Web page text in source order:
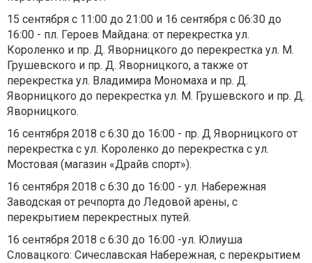
15 сентября с 11:00 до 21:00 и 16 сентября с 06:30 до
16:00 - пл. Героев Майдана: от перекрестка ул.
Короленко и пр. Д. Яворницкого до перекрестка ул. М.
Грушевского и пр. Д. Яворницкого, а также от
перекрестка ул. Владимира Мономаха и пр. Д.
Яворницкого до перекрестка ул. М. Грушевского и пр. Д.
Яворницкого.
16 сентября 2018 с 6:30 до 16:00 - пр. Д Яворницкого от
перекрестка с ул. Короленко до перекрестка с ул.
Мостовая (магазин «Драйв спорт»).
16 сентября 2018 с 6:30 до 16:00 - ул. Набережная
Заводская от речпорта до Ледовой арены, с
перекрытием перекрестных путей.
16 сентября 2018 с 6:30 до 16:00 -ул. Юлиуша
Словацкого: Сичеславская Набережная, с перекрытием